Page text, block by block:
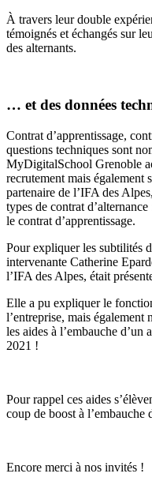
À travers leur double
témoignés et échangés sur
des alternants.
… et des données
Contrat d’apprentissage,
questions techniques sont
MyDigitalSchool Grenoble
recrutement mais également
partenaire de l’IFA des
types de contrat
le contrat d’apprentissage.
Pour expliquer les subtilités
intervenante Catherine
l’IFA des Alpes, était
Elle a pu expliquer le
l’entreprise, mais également
les aides à l’embauche
2021 !
Pour rappel ces aides
coup de boost à l’embauche
Encore merci à nos invités !